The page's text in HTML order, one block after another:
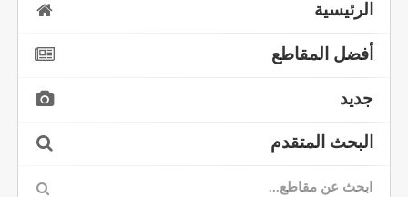
الرئيسية
أفضل المقاطع
جديد
البحث المتقدم